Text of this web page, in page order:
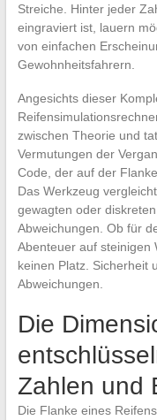
Streiche. Hinter jeder
eingraviert ist, lauern
von einfachen
Gewohnheitsfahrern.
Angesichts dieser
zwischen Theorie und
Vermutungen der
Code, der auf der
Das Werkzeug
gewagten oder
Abweichungen. Ob für
Abenteuer auf steinigen
keinen Platz. Sicherheit
Abweichungen.
Die
Zahlen und
Die Flanke eines